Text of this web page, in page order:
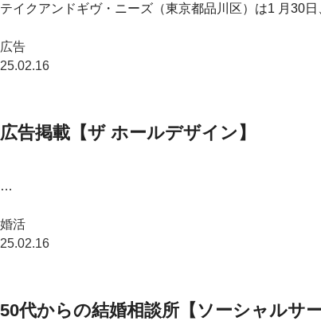
テイクアンドギヴ・ニーズ（東京都品川区）は1 月30
広告
25.02.16
広告掲載【ザ ホールデザイン】
…
婚活
25.02.16
50代からの結婚相談所【ソーシャルサー